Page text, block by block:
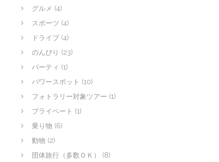
グルメ (4)
スポーツ (4)
ドライブ (4)
のんびり (23)
パーティ (1)
パワースポット (10)
フォトラリー対象ツアー (1)
プライベート (1)
乗り物 (6)
動物 (2)
団体旅行（多数ＯＫ）
(8)